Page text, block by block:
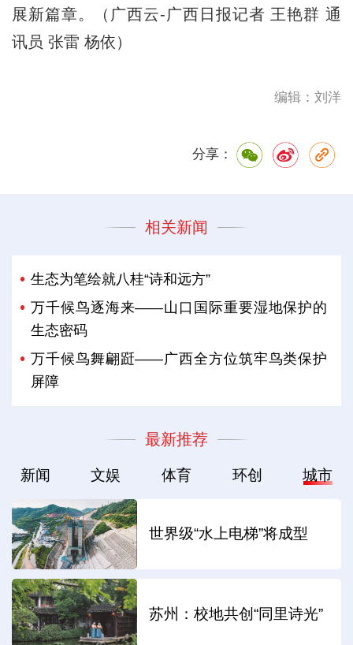
展新篇章。（广西云-广西日报记者 王艳群 通
讯员 张雷 杨依）
编辑：刘洋
分享：
相关新闻
生态为笔绘就八桂“诗和远方”
万千候鸟逐海来——山口国际重要湿地保护的
生态密码
万千候鸟舞翩跹——广西全方位筑牢鸟类保护
屏障
最新推荐
新闻 文娱 体育 环创 城市
世界级“水上电梯”将成型
苏州：校地共创“同里诗光”